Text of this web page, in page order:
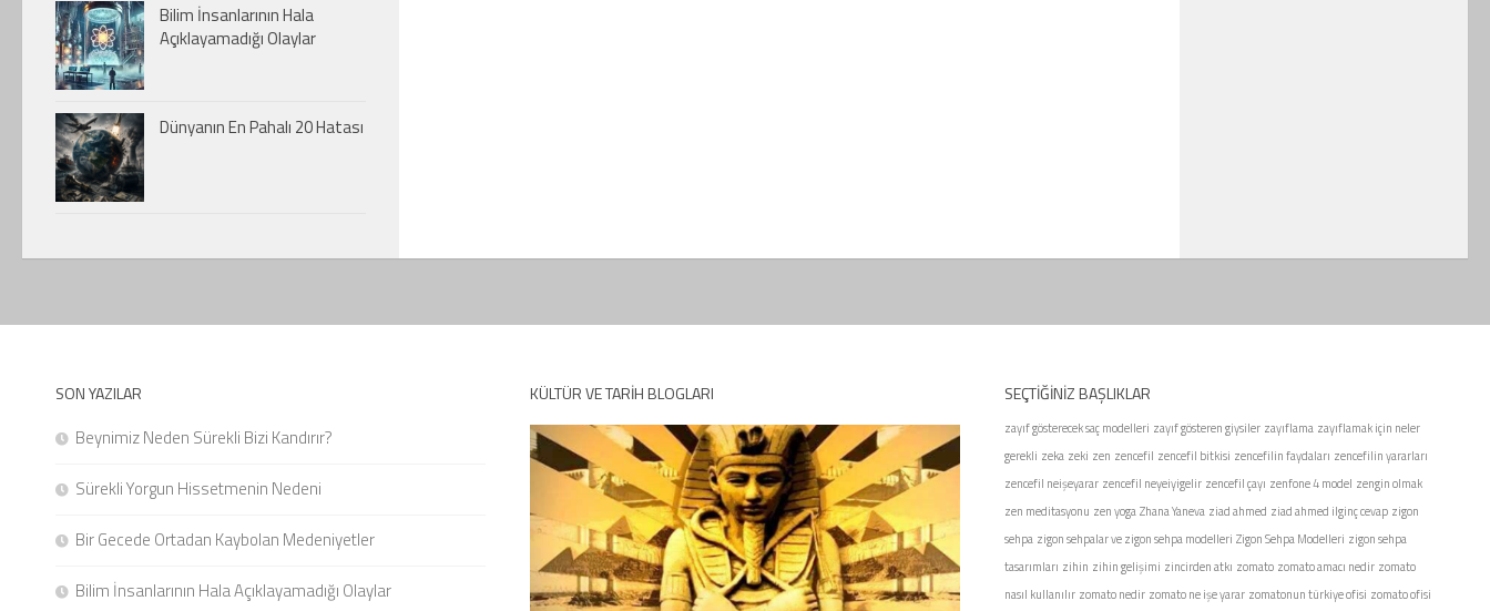
Bilim İnsanlarının Hala
Açıklayamadığı Olaylar
Dünyanın En Pahalı 20 Hatası
SON YAZILAR
Beynimiz Neden Sürekli Bizi Kandırır?
Sürekli Yorgun Hissetmenin Nedeni
Bir Gecede Ortadan Kaybolan Medeniyetler
Bilim İnsanlarının Hala Açıklayamadığı Olaylar
KÜLTÜR VE TARIH BLOGLARI SEÇTIĞINIZ BAŞLIKLAR
zayıf gösterecek saç modelleri zayıf gösteren giysiler zayıflama zayıflamak için neler
gerekli zeka zeki zen zencefil zencefil bitkisi zencefilin faydaları zencefilin yararları
zencefil neişeyarar zencefil neyeiyigelir zencefil çayı zenfone 4 model zengin olmak
zen meditasyonu zen yogaZhana Yaneva ziad ahmed ziad ahmed ilginç cevap zigon
sehpa zigon sehpalar ve zigon sehpa modelleri Zigon Sehpa Modelleri zigon sehpa
tasarımları zihin zihin gelişimi zincirden atkı zomato zomato amacı nedir zomato
nasıl kullanılır zomato nedir zomato ne işe yarar zomatonun türkiye ofisi zomato ofisi